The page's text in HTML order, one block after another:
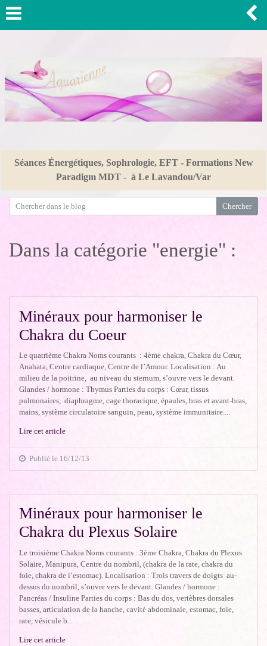
Séances Énergétiques, Sophrologie, EFT - Formations New
Paradigm MDT - à Le Lavandou/Var
Dans la catégorie "energie" :
Minéraux pour harmoniser le
Chakra du Coeur
Le quatrième Chakra Noms courants : 4ème chakra, Chakra du Cœur,
Anahata, Centre cardiaque, Centre de l’Amour. Localisation : Au
milieu de la poitrine, au niveau du sternum, s’ouvre vers le devant.
Glandes / hormone : Thymus Parties du corps : Cœur, tissus
pulmonaires, diaphragme, cage thoracique, épaules, bras et avant-bras,
mains, système circulatoire sanguin, peau, système immunitaire....
Lire cet article
Publié le 16/12/13
Minéraux pour harmoniser le
Chakra du Plexus Solaire
Le troisième Chakra Noms courants : 3ème Chakra, Chakra du Plexus
Solaire, Manipura, Centre du nombril, (chakra de la rate, chakra du
foie, chakra de l’estomac). Localisation : Trois travers de doigts au-
dessus du nombril, s’ouvre vers le devant. Glandes / hormone :
Pancréas / Insuline Parties du corps : Bas du dos, vertèbres dorsales
basses, articulation de la hanche, cavité abdominale, estomac, foie,
rate, vésicule b...
Lire cet article